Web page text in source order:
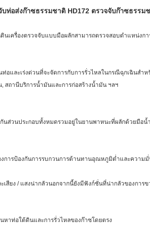
ท่อส่งก๊าซธรรมชาติ HD172 ตรวจจับก๊าซธรรม
ครื่องตรวจจับแบบมือผลักสามารถตรวจสอบตำแหน่งก
และเร่งด่วนที่จะจัดการกับการรั่วไหลในกรณีฉุกเฉินสำ
สถานีบริการน้ำมันและการก่อสร้างน้ำมัน ฯลฯ
ส่วนประกอบทั้งหมดรวมอยู่ในยานพาหนะที่ผลักด้วยมือน้
การป้องกันการรบกวนการต้านทานอุณหภูมิต่ำและความมั่
สียง / แสงน่ากลัวนอกจากนี้ยังมีฟังก์ชั่นที่น่ากลัวของกา
หาท่อใต้ดินและการรั่วไหลของก๊าซโดยตรง